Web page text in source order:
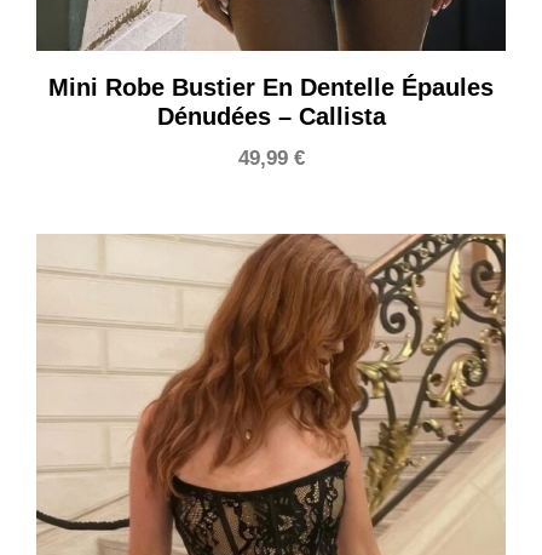
Mini Robe Bustier En Dentelle Épaules
Dénudées – Callista
49,99 €